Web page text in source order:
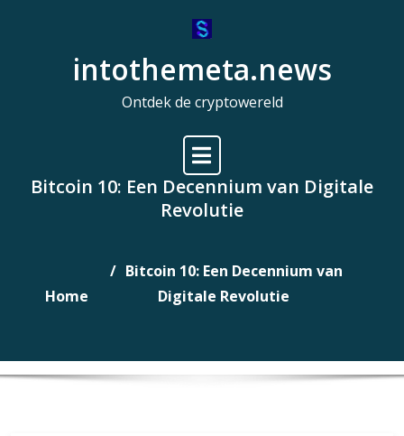
intothemeta.news
Ontdek de cryptowereld
Bitcoin 10: Een Decennium van Digitale
Revolutie
Home
Bitcoin 10: Een Decennium van
Digitale Revolutie